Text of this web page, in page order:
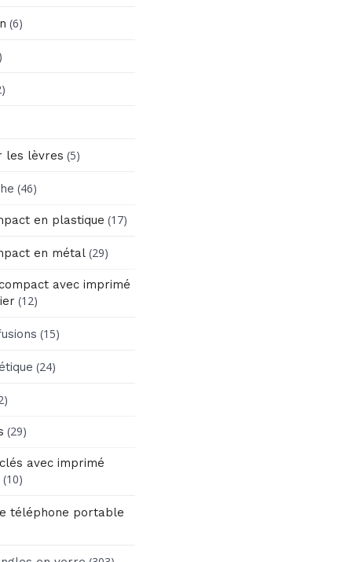
(6)
les lèvres (5)
(46)
en plastique (17)
en métal (29)
avec imprimé
(12)
(15)
(24)
(29)
avec imprimé
(10)
téléphone portable